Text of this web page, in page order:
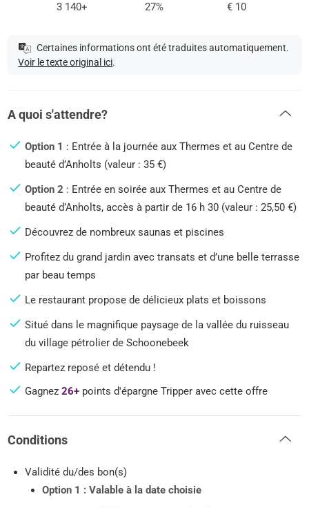
3 140+ 27% € 10
Certaines informations ont été traduites automatiquement.
Voir le texte original ici.
A quoi s'attendre?
Option 1 : Entrée à la journée aux Thermes et au Centre de
beauté d’Anholts (valeur : 35 €)
Option 2 : Entrée en soirée aux Thermes et au Centre de
beauté d’Anholts, accès à partir de 16 h 30 (valeur : 25,50 €)
Découvrez de nombreux saunas et piscines
Profitez du grand jardin avec transats et d’une belle terrasse
par beau temps
Le restaurant propose de délicieux plats et boissons
Situé dans le magnifique paysage de la vallée du ruisseau
du village pétrolier de Schoonebeek
Repartez reposé et détendu !
Gagnez26+ points d'épargne Tripper avec cette offre
Conditions
Validité du/des bon(s)
Option 1 : Valable à la date choisie